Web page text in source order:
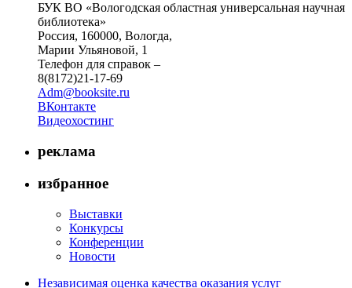
БУК ВО «Вологодская областная универсальная научная
библиотека»
Россия, 160000, Вологда,
Марии Ульяновой, 1
Телефон для справок –
8(8172)21-17-69
Adm@booksite.ru
ВКонтакте
Видеохостинг
реклама
избранное
Выставки
Конкурсы
Конференции
Новости
Независимая оценка качества оказания услуг